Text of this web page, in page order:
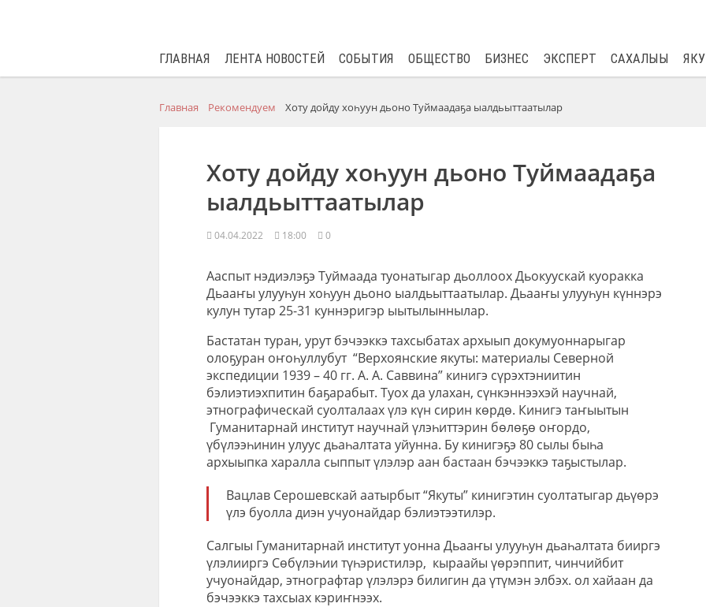
ГЛАВНАЯ ЛЕНТА НОВОСТЕЙ СОБЫТИЯ ОБЩЕСТВО БИЗНЕС ЭКСПЕРТ САХАЛЫЫ
Главная Рекомендуем Хоту дойду хоһуун дьоно Туймаадаҕа ыалдьыттаатылар
Хоту дойду хоһуун дьоно Туймаадаҕа
ыалдьыттаатылар
04.04.2022 18:00 0
Ааспыт нэдиэлэҕэ Туймаада туонатыгар дьоллоох Дьокуускай куоракка
Дьааҥы улууһун хоһуун дьоно ыалдьыттаатылар. Дьааҥы улууһун күннэрэ
кулун тутар 25-31 куннэригэр ыытылыннылар.
Бастатан туран, урут бэчээккэ тахсыбатах архыып докумуоннарыгар
олоҕуран оҥоһуллубут “Верхоянские якуты: материалы Северной
экспедиции 1939 – 40 гг. А. А. Саввина” кинигэ сүрэхтэниитин
бэлиэтиэхпитин баҕарабыт. Туох да улахан, сүнкэннээхэй научнай,
этнографическай суолталаах үлэ күн сирин көрдө. Кинигэ таҥыытын
Гуманитарнай институт научнай үлэһиттэрин бөлөҕө оҥордо,
үбүлээһинин улуус дьаһалтата уйунна. Бу кинигэҕэ 80 сылы быһа
архыыпка харалла сыппыт үлэлэр аан бастаан бэчээккэ таҕыстылар.
Вацлав Серошевскай аатырбыт “Якуты” кинигэтин суолтатыгар дьүөрэ
үлэ буолла диэн учуонайдар бэлиэтээтилэр.
Салгыы Гуманитарнай институт уонна Дьааҥы улууһун дьаһалтата бииргэ
үлэлииргэ Сөбүлэһии түһэристилэр, кыраайы үөрэппит, чинчийбит
учуонайдар, этнографтар үлэлэрэ билигин да үтүмэн элбэх. ол хайаан да
бэчээккэ тахсыах кэриҥнээх.